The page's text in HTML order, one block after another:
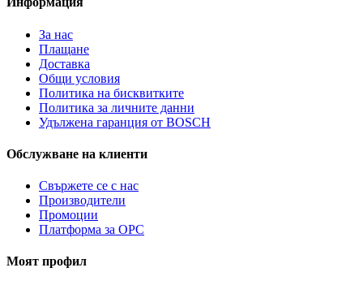
За нас
Плащане
Доставка
Общи условия
Политика на бисквитките
Политика за личните данни
Удължена гаранция от BOSCH
Обслужване на клиенти
Свържете се с нас
Производители
Промоции
Платформа за ОРС
Моят профил